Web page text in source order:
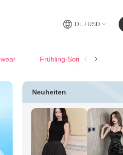
DE / USD
Frühling-SommerCasual
Neuheiten